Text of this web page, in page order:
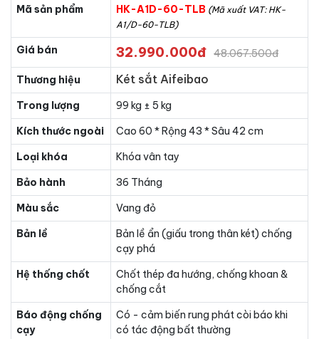
Mã sản phẩm HK-A1D-60-TLB (Mã xuất VAT: HK-
A1/D-60-TLB)
Giá bán 32.990.000đ 48.067.500đ
Thương hiệu Két sắt Aifeibao
Trong lượng
99 kg ± 5 kg
Kích thước ngoài
Cao 60 * Rộng 43 * Sâu 42 cm
Loại khóa
Khóa vân tay
Bảo hành
36 Tháng
Màu sắc
Vang đỏ
Bản lề
Bản lề ẩn (giấu trong thân két) chống
cạy phá
Hệ thống chốt
Chốt thép đa hướng, chống khoan &
chống cắt
Báo động chống
cạy
Có - cảm biến rung phát còi báo khi
có tác động bất thường